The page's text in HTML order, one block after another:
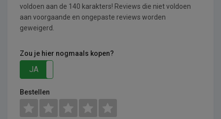
voldoen aan de 140 karakters! Reviews die niet voldoen
aan voorgaande en ongepaste reviews worden
geweigerd.
Zou je hier nogmaals kopen?
JA
Bestellen